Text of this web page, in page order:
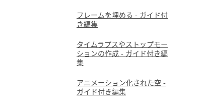
フレームを埋める - ガイド付
き編集
タイムラプスやストップモー
ションの作成 - ガイド付き編
集
アニメーション化された空 -
ガイド付き編集